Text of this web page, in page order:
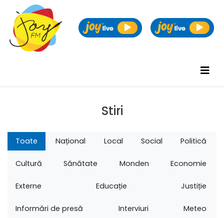
Stiri
Toate Național Local Social Politică
Cultură Sănătate Monden Economie
Externe Educație Justiție
Informări de presă Interviuri Meteo